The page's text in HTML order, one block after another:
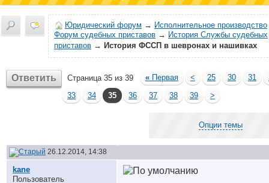
Юридический форум → Исполнительное производство
Форум судебных приставов → История Службы судебных
приставов → История ФССП в шевронах и нашивках
Ответить Страница 35 из 39 « Первая < 25 30 31
33
34 35 36 37 38 39 >
Опции темы
26.12.2014, 14:38
kane
Пользователь